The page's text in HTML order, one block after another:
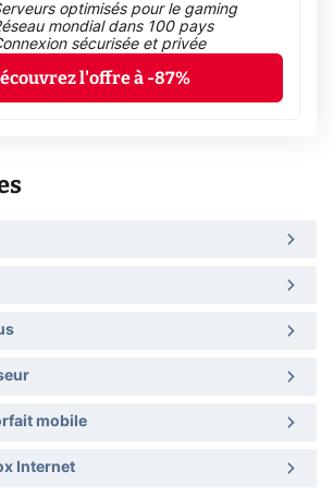
optimisés pour le gaming
mondial dans 100 pays
sécurisée et privée
l'offre à -87%
mobile
Internet